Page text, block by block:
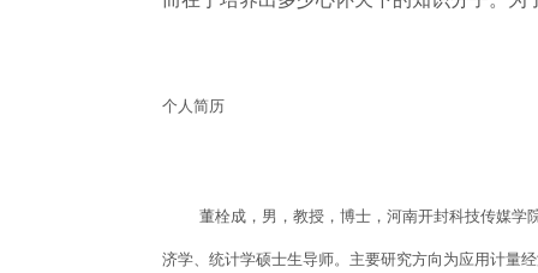
个人简历
董栓成，男，教授，博士，河南开封科技传媒学
济学、统计学硕士生导师。主要研究方向为应用计量